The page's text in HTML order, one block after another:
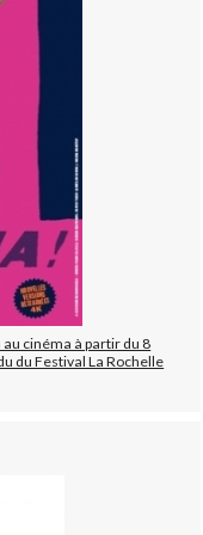
cinéma à partir du 8
du Festival La Rochelle